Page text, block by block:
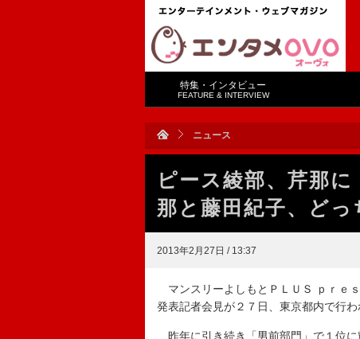
特集・インタビュー
FEATURE & INTERVIEW
ニュース
ピース綾部、芹那
那と藤田紀子、ど
2013年2月27日 / 13:37
マンスリーよしもとＰＬＵＳ ｐｒｅ
発表記者会見が２７日、東京都内で行
昨年に引き続き「男前部門」で１位に